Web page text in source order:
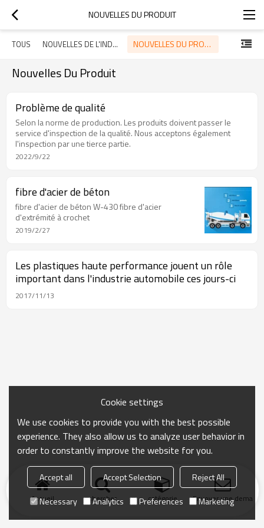
NOUVELLES DU PRODUIT
TOUS NOUVELLES DE L'INDUSTRIE NOUVELLES DU PRODUIT
Nouvelles Du Produit
Problème de qualité
Selon la norme de production. Les produits doivent passer le
service d'inspection de la qualité. Nous acceptons également
l'inspection par une tierce partie.
2022/9/22
fibre d'acier de béton
fibre d'acier de béton W-430 fibre d'acier
d'extrémité à crochet
2019/2/27
Les plastiques haute performance jouent un rôle
important dans l'industrie automobile ces jours-ci
2017/11/13
Accueil chercher catégorie Envoyer une
Cookie settings
We use cookies to provide you with the best possible
experience. They also allow us to analyze user behavior in
order to constantly improve the website for you.
Accept all Accept Selection
Reject All
Necessary
Analytics Preferences Marketing